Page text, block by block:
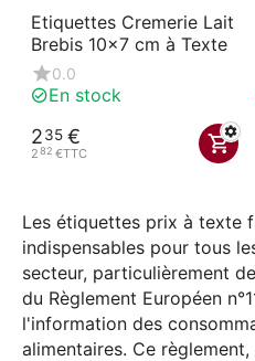
Les étiquettes prix à texte
indispensables pour tous
secteur, particulièrement
du Règlement Européen
l'information des
alimentaires. Ce règlement,
Etiquettes Cremerie Lait
Brebis 10x7 cm à Texte
0.0
En stock
235 €
282 €TTC